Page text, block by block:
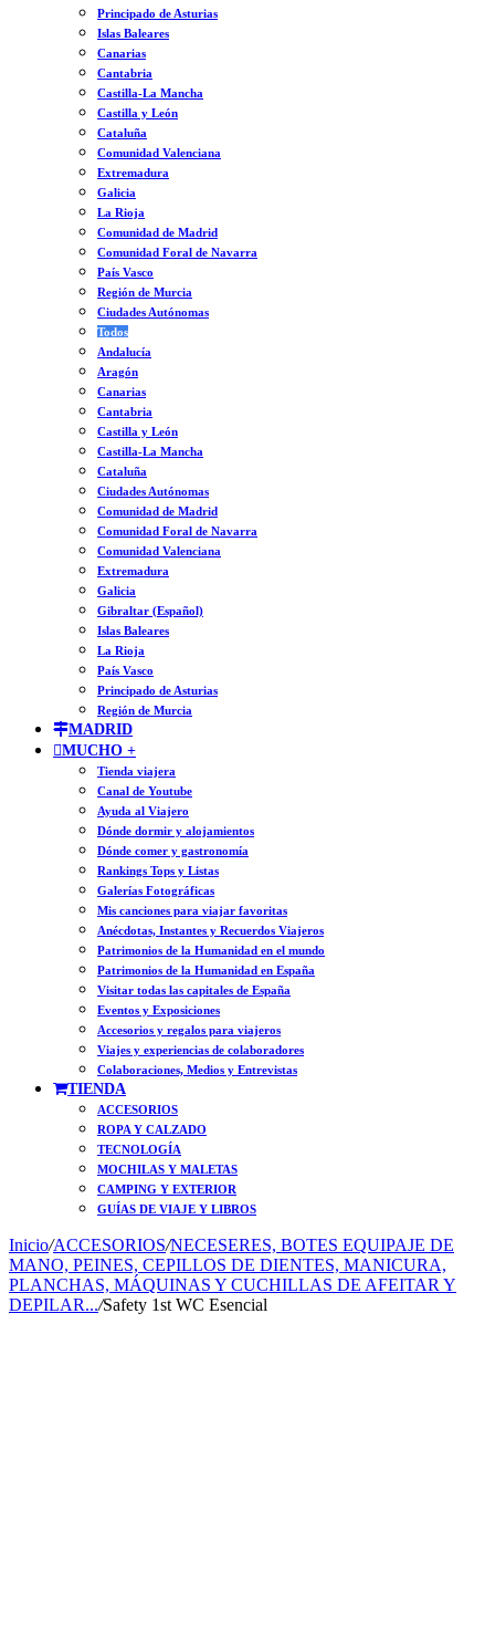
Principado de Asturias
Islas Baleares
Canarias
Cantabria
Castilla-La Mancha
Castilla y León
Cataluña
Comunidad Valenciana
Extremadura
Galicia
La Rioja
Comunidad de Madrid
Comunidad Foral de Navarra
País Vasco
Región de Murcia
Ciudades Autónomas
Todos
Andalucía
Aragón
Canarias
Cantabria
Castilla y León
Castilla-La Mancha
Cataluña
Ciudades Autónomas
Comunidad de Madrid
Comunidad Foral de Navarra
Comunidad Valenciana
Extremadura
Galicia
Gibraltar (Español)
Islas Baleares
La Rioja
País Vasco
Principado de Asturias
Región de Murcia
MADRID
MUCHO +
Tienda viajera
Canal de Youtube
Ayuda al Viajero
Dónde dormir y alojamientos
Dónde comer y gastronomía
Rankings Tops y Listas
Galerías Fotográficas
Mis canciones para viajar favoritas
Anécdotas, Instantes y Recuerdos Viajeros
Patrimonios de la Humanidad en el mundo
Patrimonios de la Humanidad en España
Visitar todas las capitales de España
Eventos y Exposiciones
Accesorios y regalos para viajeros
Viajes y experiencias de colaboradores
Colaboraciones, Medios y Entrevistas
TIENDA
ACCESORIOS
ROPA Y CALZADO
TECNOLOGÍA
MOCHILAS Y MALETAS
CAMPING Y EXTERIOR
GUÍAS DE VIAJE Y LIBROS
Inicio/ACCESORIOS/NECESERES, BOTES EQUIPAJE DE
MANO, PEINES, CEPILLOS DE DIENTES, MANICURA,
PLANCHAS, MÁQUINAS Y CUCHILLAS DE AFEITAR Y
DEPILAR.../Safety 1st WC Esencial